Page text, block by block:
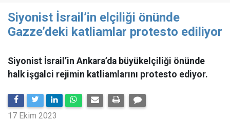
Siyonist İsrail’in elçiliği önünde
Gazze’deki katliamlar protesto ediliyor
Siyonist İsrail’in Ankara’da büyükelçiliği önünde
halk işgalci rejimin katliamlarını protesto ediyor.
17 Ekim 2023